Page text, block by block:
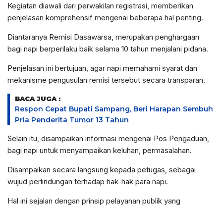
Kegiatan diawali dari perwakilan registrasi, memberikan
penjelasan komprehensif mengenai beberapa hal penting.
Diantaranya Remisi Dasawarsa, merupakan penghargaan
bagi napi berperilaku baik selama 10 tahun menjalani pidana.
Penjelasan ini bertujuan, agar napi memahami syarat dan
mekanisme pengusulan remisi tersebut secara transparan.
BACA JUGA :
Respon Cepat Bupati Sampang, Beri Harapan Sembuh
Pria Penderita Tumor 13 Tahun
Selain itu, disampaikan informasi mengenai Pos Pengaduan,
bagi napi untuk menyampaikan keluhan, permasalahan.
Disampaikan secara langsung kepada petugas, sebagai
wujud perlindungan terhadap hak-hak para napi.
Hal ini sejalan dengan prinsip pelayanan publik yang